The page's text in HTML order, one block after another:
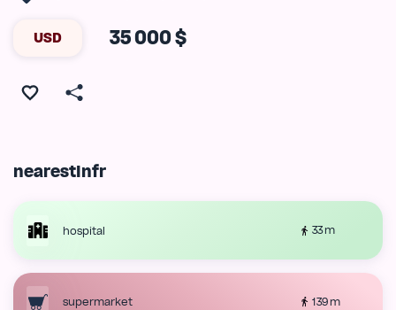
USD 35 000 $
nearestInfr
hospital 33 m
supermarket 139 m